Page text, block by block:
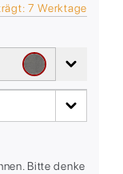
7 Werktage
Bitte denke